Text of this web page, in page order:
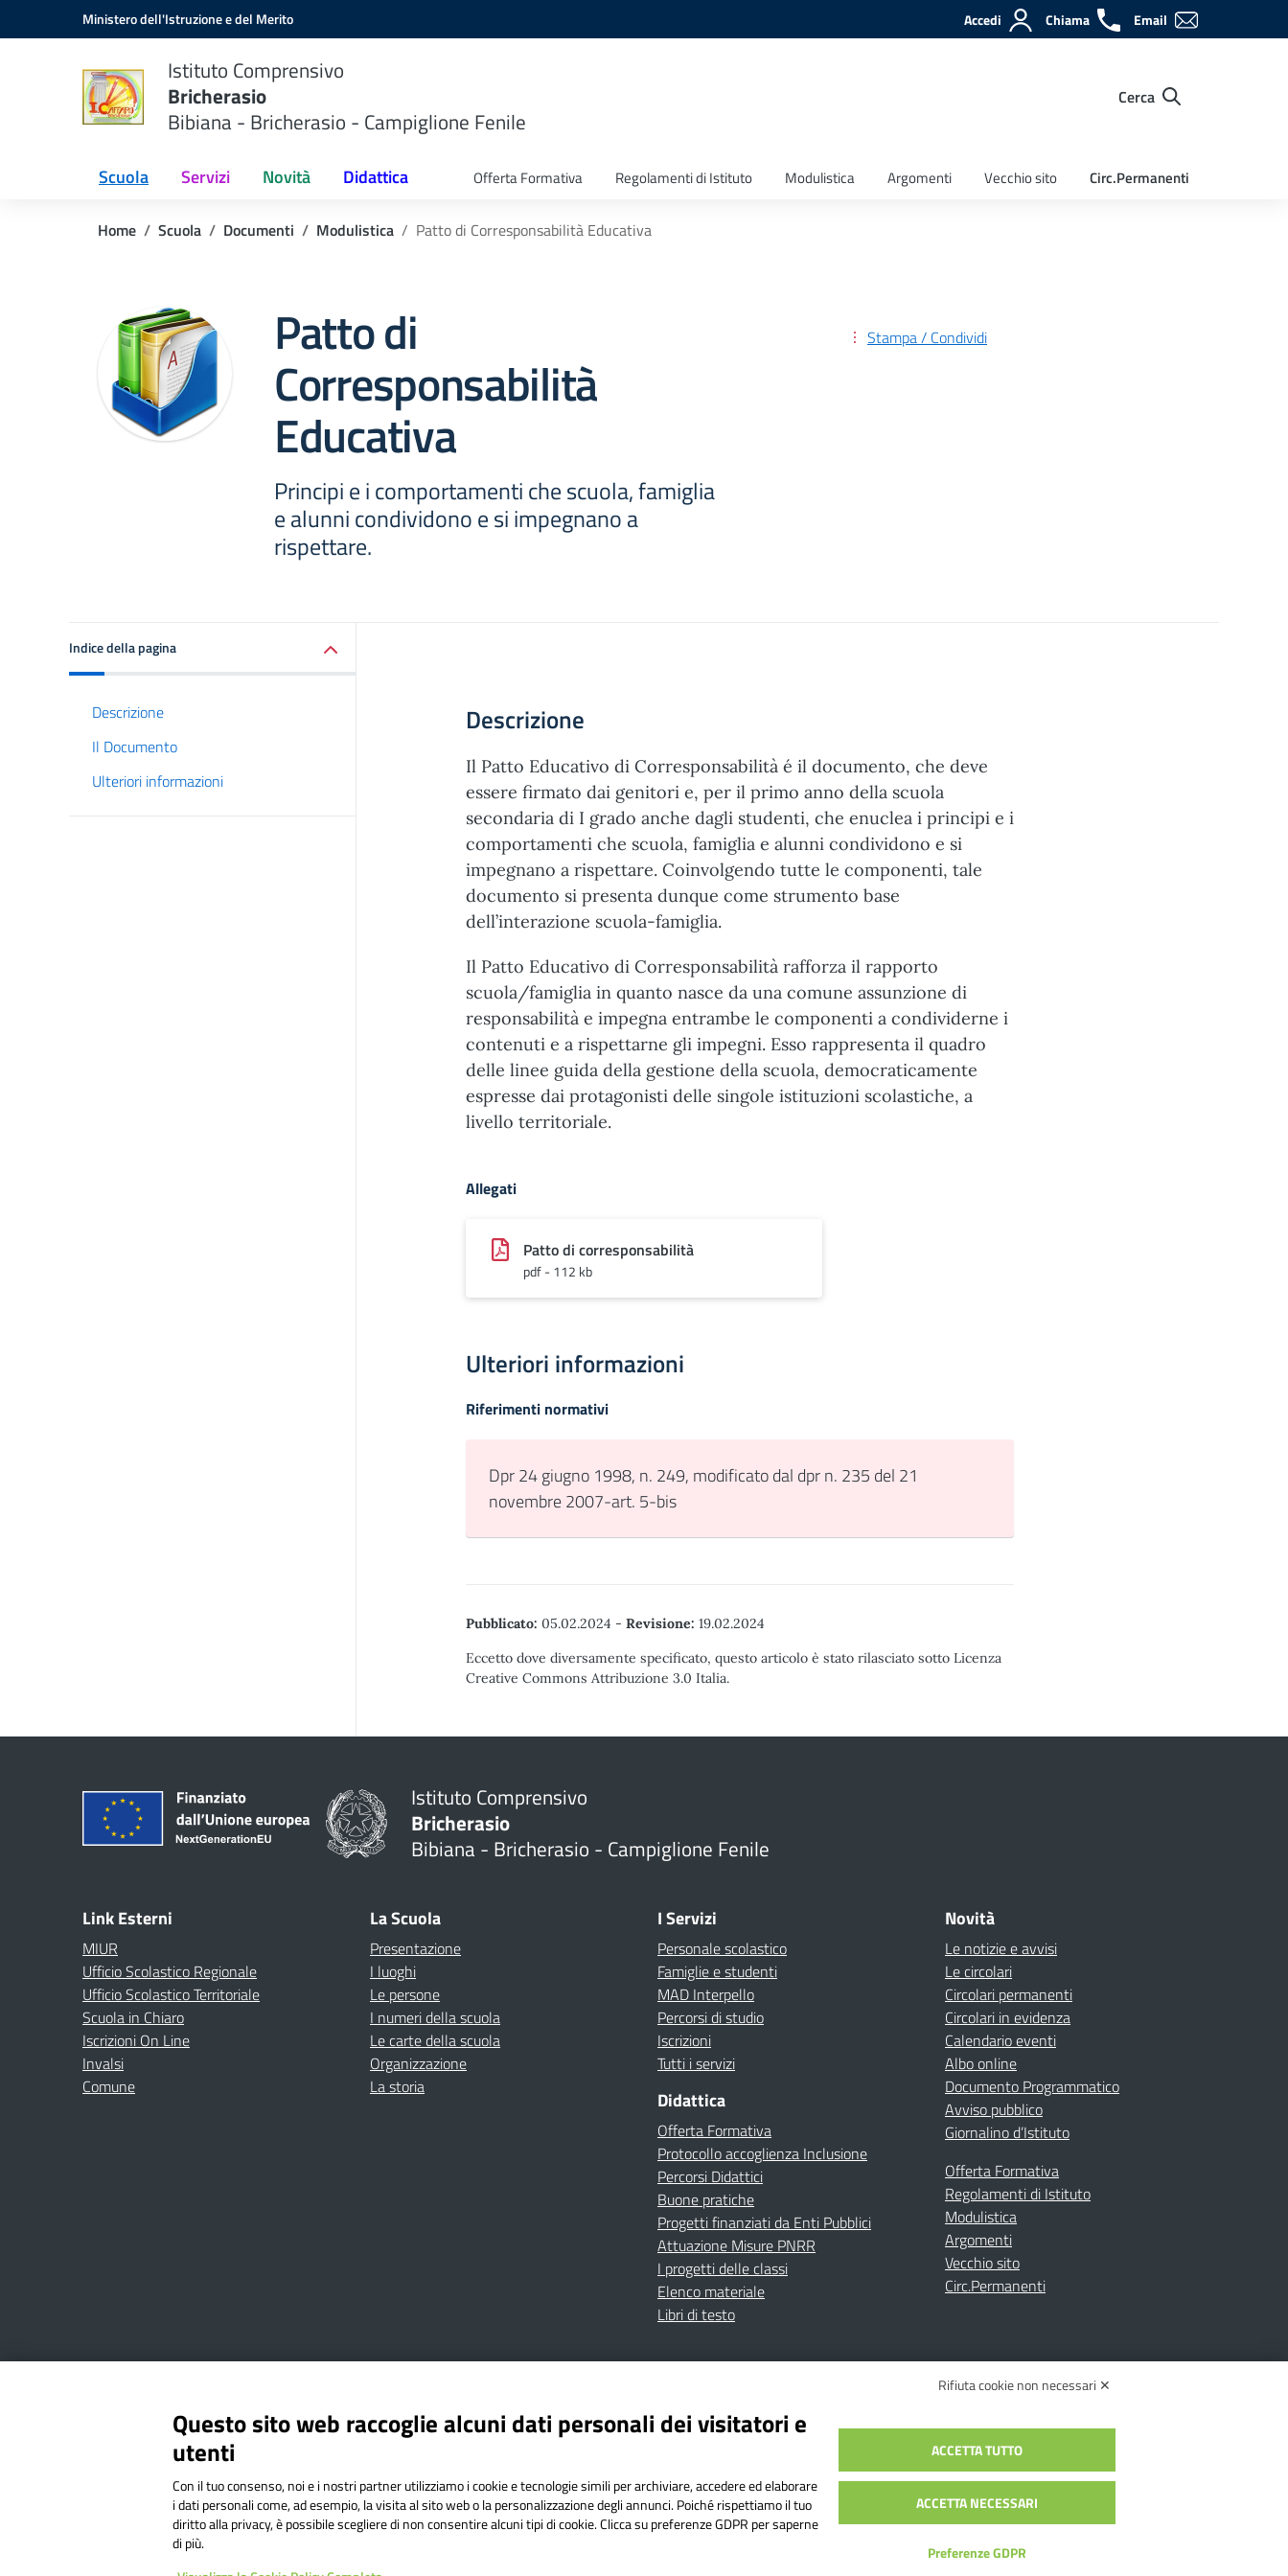
Vai ai contenuti
Vai al menu di navigazioneMinistero dell'Istruzione e del Merito Accedi Chiama Email
Istituto Comprensivo
Bricherasio
Bibiana - Bricherasio - Campiglione Fenile
Cerca
Scuola Servizi Novità Didattica Offerta Formativa Regolamenti di Istituto Modulistica Argomenti Vecchio sito Circ.Permanenti
Home Scuola Documenti Modulistica Patto di Corresponsabilità Educativa
Patto di
Corresponsabilità
Educativa
Principi e i comportamenti che scuola, famiglia
e alunni condividono e si impegnano a
rispettare.
Stampa / Condividi
Indice della pagina
Descrizione
Il Documento
Ulteriori informazioni
Descrizione
Il Patto Educativo di Corresponsabilità é il documento, che deve
essere firmato dai genitori e, per il primo anno della scuola
secondaria di I grado anche dagli studenti, che enuclea i principi e i
comportamenti che scuola, famiglia e alunni condividono e si
impegnano a rispettare. Coinvolgendo tutte le componenti, tale
documento si presenta dunque come strumento base
dell’interazione scuola-famiglia.
Il Patto Educativo di Corresponsabilità rafforza il rapporto
scuola/famiglia in quanto nasce da una comune assunzione di
responsabilità e impegna entrambe le componenti a condividerne i
contenuti e a rispettarne gli impegni. Esso rappresenta il quadro
delle linee guida della gestione della scuola, democraticamente
espresse dai protagonisti delle singole istituzioni scolastiche, a
livello territoriale.
Allegati
Patto di corresponsabilità
pdf - 112 kb
Ulteriori informazioni
Riferimenti normativi
Dpr 24 giugno 1998, n. 249, modificato dal dpr n. 235 del 21
novembre 2007-art. 5-bis
Pubblicato: 05.02.2024 - Revisione: 19.02.2024
Eccetto dove diversamente specificato, questo articolo è stato rilasciato sotto Licenza
Creative Commons Attribuzione 3.0 Italia.
Istituto Comprensivo
Bricherasio
Bibiana - Bricherasio - Campiglione Fenile
Link Esterni
MIUR
Ufficio Scolastico Regionale
Ufficio Scolastico Territoriale
Scuola in Chiaro
Iscrizioni On Line
Invalsi
Comune
La Scuola
Presentazione
I luoghi
Le persone
I numeri della scuola
Le carte della scuola
Organizzazione
La storia
I Servizi
Personale scolastico
Famiglie e studenti
MAD Interpello
Percorsi di studio
Iscrizioni
Tutti i servizi
Didattica
Offerta Formativa
Protocollo accoglienza Inclusione
Percorsi Didattici
Buone pratiche
Progetti finanziati da Enti Pubblici
Attuazione Misure PNRR
I progetti delle classi
Elenco materiale
Libri di testo
Novità
Le notizie e avvisi
Le circolari
Circolari permanenti
Circolari in evidenza
Calendario eventi
Albo online
Documento Programmatico
Avviso pubblico
Giornalino d’Istituto
Offerta Formativa
Regolamenti di Istituto
Modulistica
Argomenti
Vecchio sito
Circ.Permanenti
Amministrazione TrasparenteAlbo onlinePrivacy PolicyDichiarazione di accessibilitàContattiNote Legali
Via Cesare Bollea n. 3 - 10064 Bricherasio (TO) | P.E.O.: toic84200d@istruzione.it | P.E.C.: toic84200d@pec.istruzione.it
Codice Fiscale: 94544620019 | Cod. Meccanografico: TOIC84200D | Codice IPA: istsc_toic84200d | Codice Univoco: UFYI9M
Rifiuta cookie non necessari ✕
Questo sito web raccoglie alcuni dati personali dei visitatori e
utenti
Con il tuo consenso, noi e i nostri partner utilizziamo i cookie e tecnologie simili per archiviare, accedere ed elaborare
i dati personali come, ad esempio, la visita al sito web o la personalizzazione degli annunci. Poiché rispettiamo il tuo
diritto alla privacy, è possibile scegliere di non consentire alcuni tipi di cookie. Clicca su preferenze GDPR per saperne
di più.
ACCETTA TUTTO
ACCETTA NECESSARI
Preferenze GDPR